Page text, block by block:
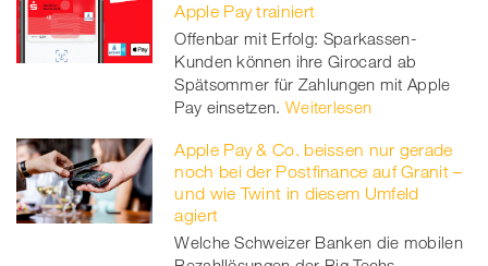
Apple Pay trainiert
Offenbar mit Erfolg: Sparkassen-
Kunden können ihre Girocard ab
Spätsommer für Zahlungen mit Apple
Pay einsetzen. Weiterlesen
Apple Pay & Co. beissen nur gerade
noch bei der Postfinance auf Granit –
und wie Twint in diesem Umfeld
agiert
Welche Schweizer Banken die mobilen